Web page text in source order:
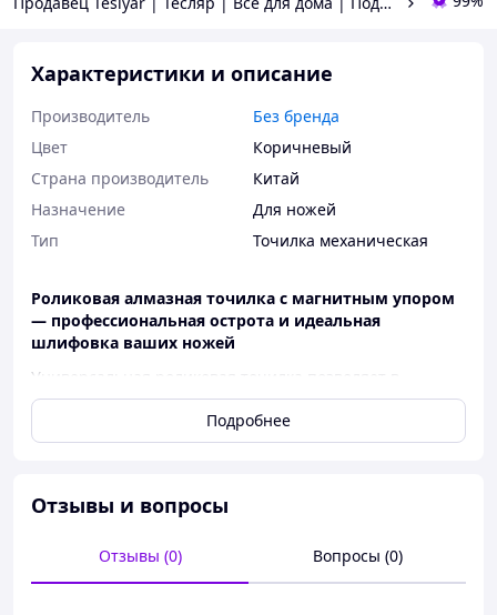
Характеристики и описание
Производитель
Без бренда
Цвет
Коричневый
Страна производитель
Китай
Назначение
Для ножей
Тип
Точилка механическая
Роликовая алмазная точилка с магнитным упором
— профессиональная острота и идеальная
шлифовка ваших ножей
Универсальная роликовая точилка позволяет в
считанные минуты вернуть лезвиям былую остроту и
первоначальный внешний вид. Благодаря
продуманной конструкции и компактным размерам
В комплект входит специальное угловое основание
фиксацию угла заточки, что исключает риск
Подробнее
Отзывы и вопросы
Отзывы (0) Вопросы (0)